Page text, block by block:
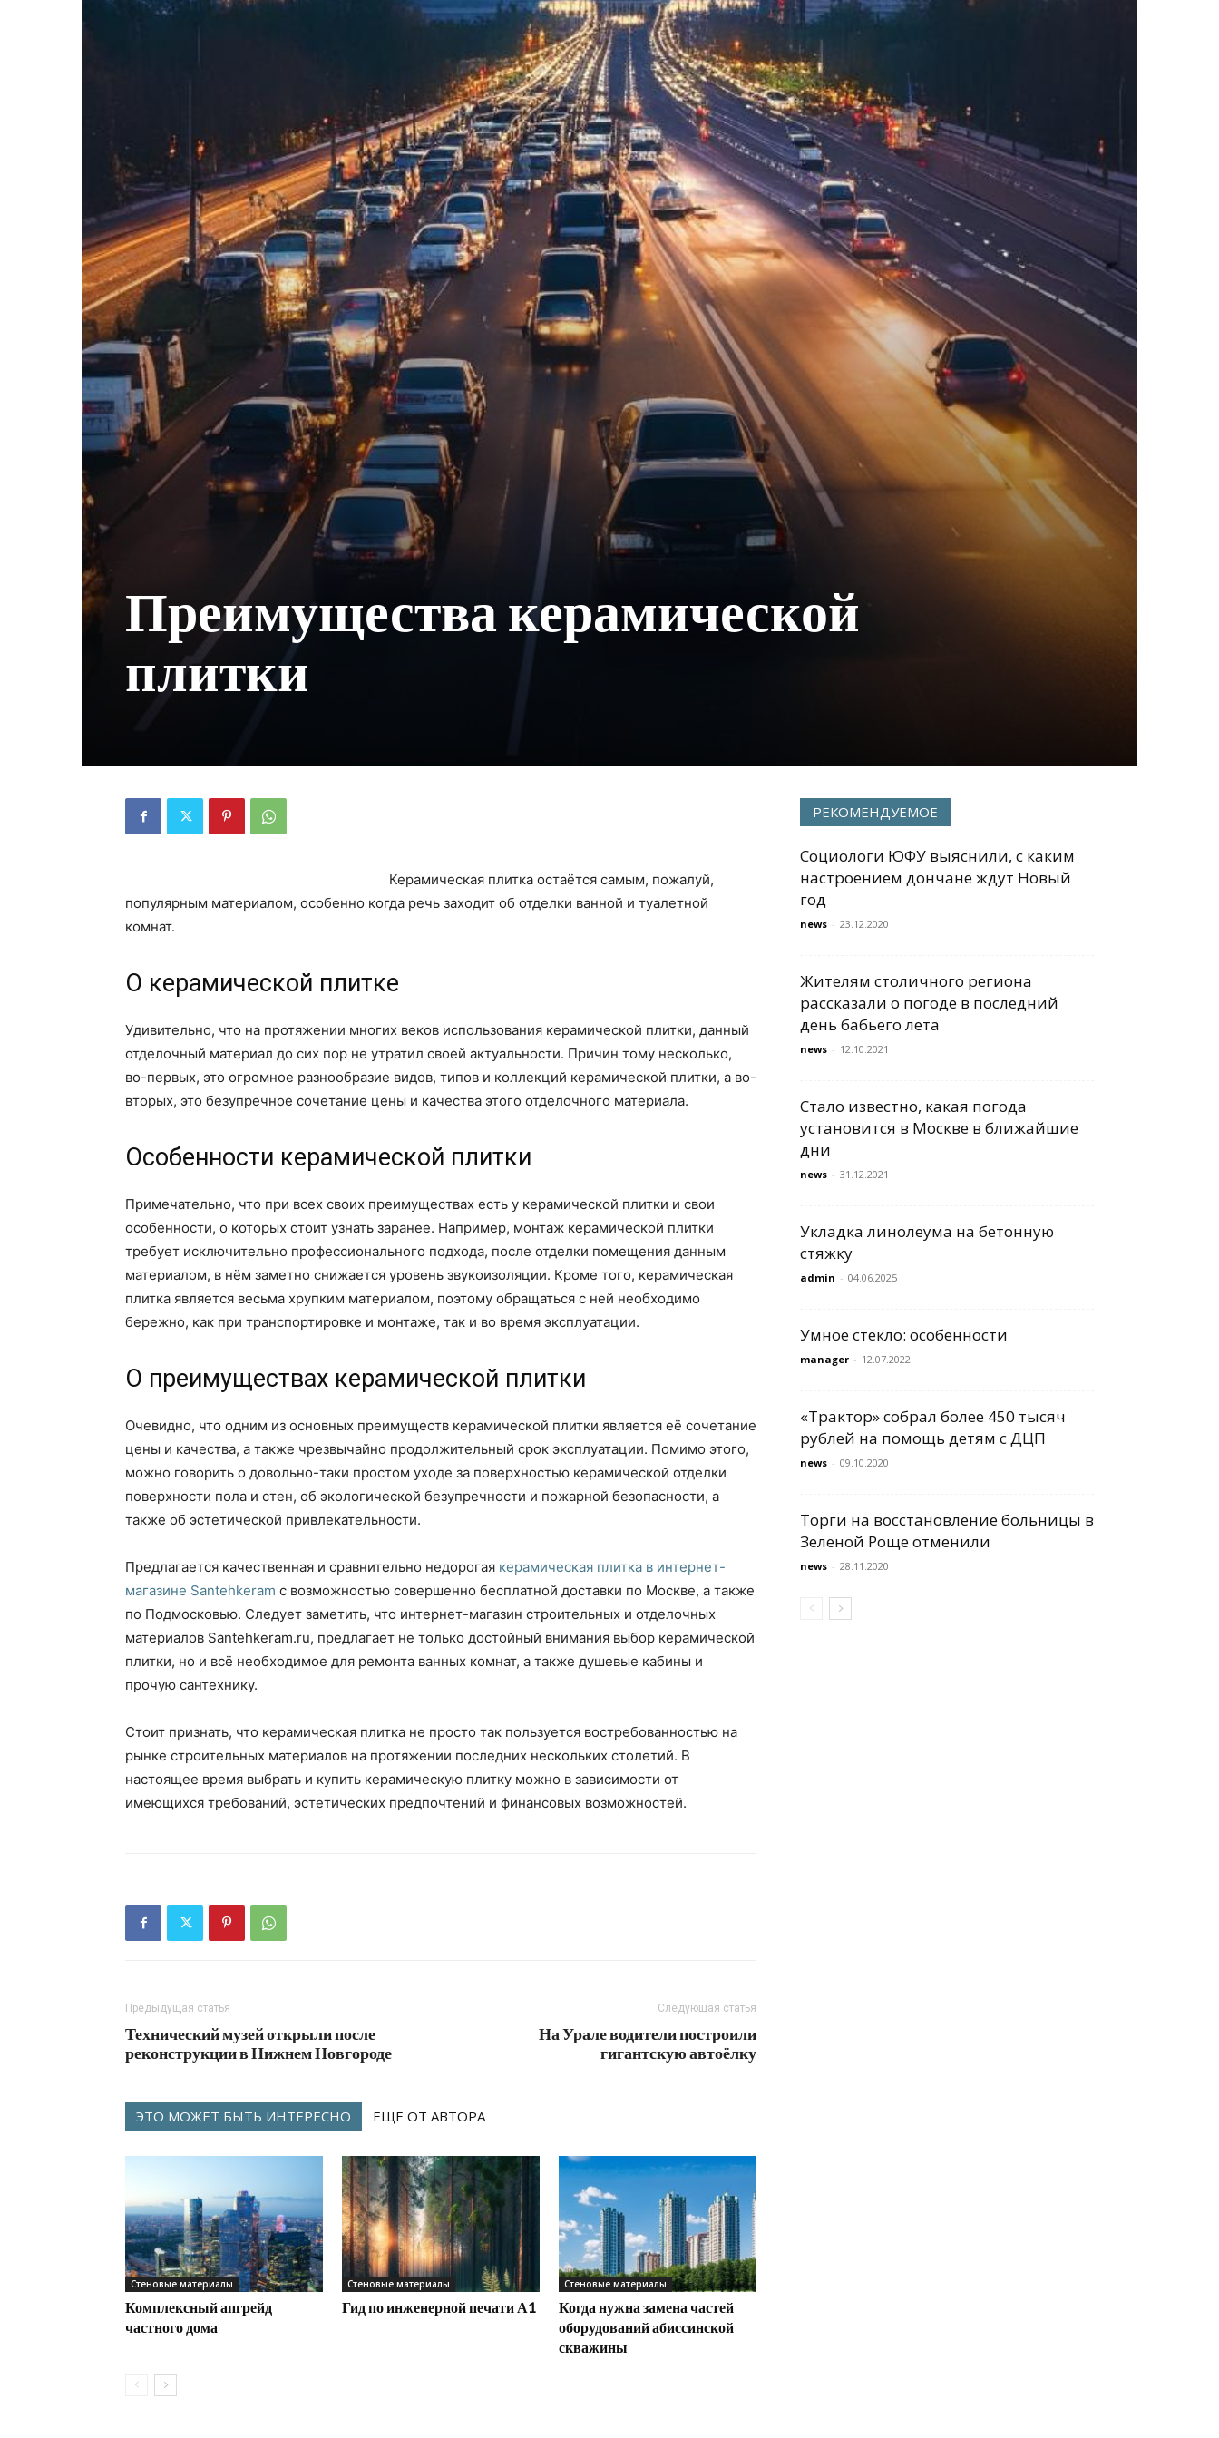
Преимущества керамической
плитки
Керамическая плитка остаётся самым, пожалуй,
популярным материалом, особенно когда речь заходит об отделки ванной и туалетной
комнат.
О керамической плитке
Удивительно, что на протяжении многих веков использования керамической плитки, данный
отделочный материал до сих пор не утратил своей актуальности. Причин тому несколько,
во-первых, это огромное разнообразие видов, типов и коллекций керамической плитки, а во-
вторых, это безупречное сочетание цены и качества этого отделочного материала.
Особенности керамической плитки
Примечательно, что при всех своих преимуществах есть у керамической плитки и свои
особенности, о которых стоит узнать заранее. Например, монтаж керамической плитки
требует исключительно профессионального подхода, после отделки помещения данным
материалом, в нём заметно снижается уровень звукоизоляции. Кроме того, керамическая
плитка является весьма хрупким материалом, поэтому обращаться с ней необходимо
бережно, как при транспортировке и монтаже, так и во время эксплуатации.
О преимуществах керамической плитки
Очевидно, что одним из основных преимуществ керамической плитки является её сочетание
цены и качества, а также чрезвычайно продолжительный срок эксплуатации. Помимо этого,
можно говорить о довольно-таки простом уходе за поверхностью керамической отделки
поверхности пола и стен, об экологической безупречности и пожарной безопасности, а
также об эстетической привлекательности.
Предлагается качественная и сравнительно недорогая керамическая плитка в интернет-
магазине Santehkeram с возможностью совершенно бесплатной доставки по Москве, а также
по Подмосковью. Следует заметить, что интернет-магазин строительных и отделочных
материалов Santehkeram.ru, предлагает не только достойный внимания выбор керамической
плитки, но и всё необходимое для ремонта ванных комнат, а также душевые кабины и
прочую сантехнику.
Стоит признать, что керамическая плитка не просто так пользуется востребованностью на
рынке строительных материалов на протяжении последних нескольких столетий. В
настоящее время выбрать и купить керамическую плитку можно в зависимости от
имеющихся требований, эстетических предпочтений и финансовых возможностей.
Предыдущая статья
Технический музей открыли после
реконструкции в Нижнем Новгороде
Следующая статья
На Урале водители построили
гигантскую автоёлку
ЭТО МОЖЕТ БЫТЬ ИНТЕРЕСНО ЕЩЕ ОТ АВТОРА
Стеновые материалы
Комплексный апгрейд
частного дома
Стеновые материалы
Гид по инженерной печати А1
Стеновые материалы
Когда нужна замена частей
оборудований абиссинской
скважины
РЕКОМЕНДУЕМОЕ
Социологи ЮФУ выяснили, с каким
настроением дончане ждут Новый
год
news - 23.12.2020
Жителям столичного региона
рассказали о погоде в последний
день бабьего лета
news - 12.10.2021
Стало известно, какая погода
установится в Москве в ближайшие
дни
news - 31.12.2021
Укладка линолеума на бетонную
стяжку
admin - 04.06.2025
Умное стекло: особенности
manager - 12.07.2022
«Трактор» собрал более 450 тысяч
рублей на помощь детям с ДЦП
news - 09.10.2020
Торги на восстановление больницы в
Зеленой Роще отменили
news - 28.11.2020